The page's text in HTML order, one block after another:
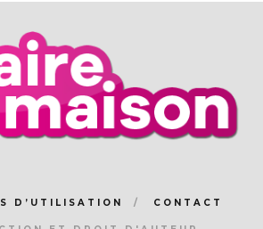
D’UTILISATION CONTACT